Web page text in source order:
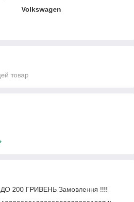
Volkswagen
товар
ДО 200 ГРИВЕНЬ Замовлення !!!!